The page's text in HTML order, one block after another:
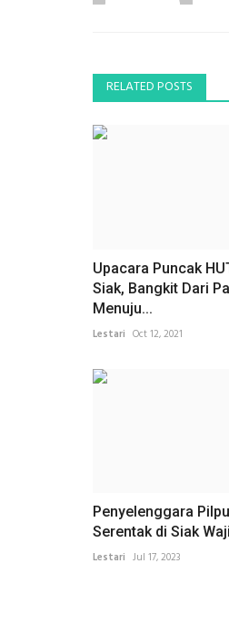
RELATED POSTS
Upacara Puncak
Siak, Bangkit Dari
Menuju...
Lestari Oct 12, 2021
Penyelenggara
Serentak di Siak
Lestari Jul 17, 2023